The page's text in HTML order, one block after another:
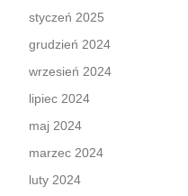
styczeń 2025
grudzień 2024
wrzesień 2024
lipiec 2024
maj 2024
marzec 2024
luty 2024